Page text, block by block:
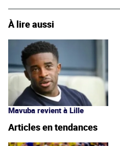
À lire aussi
Mavuba revient à Lille
Articles en tendances